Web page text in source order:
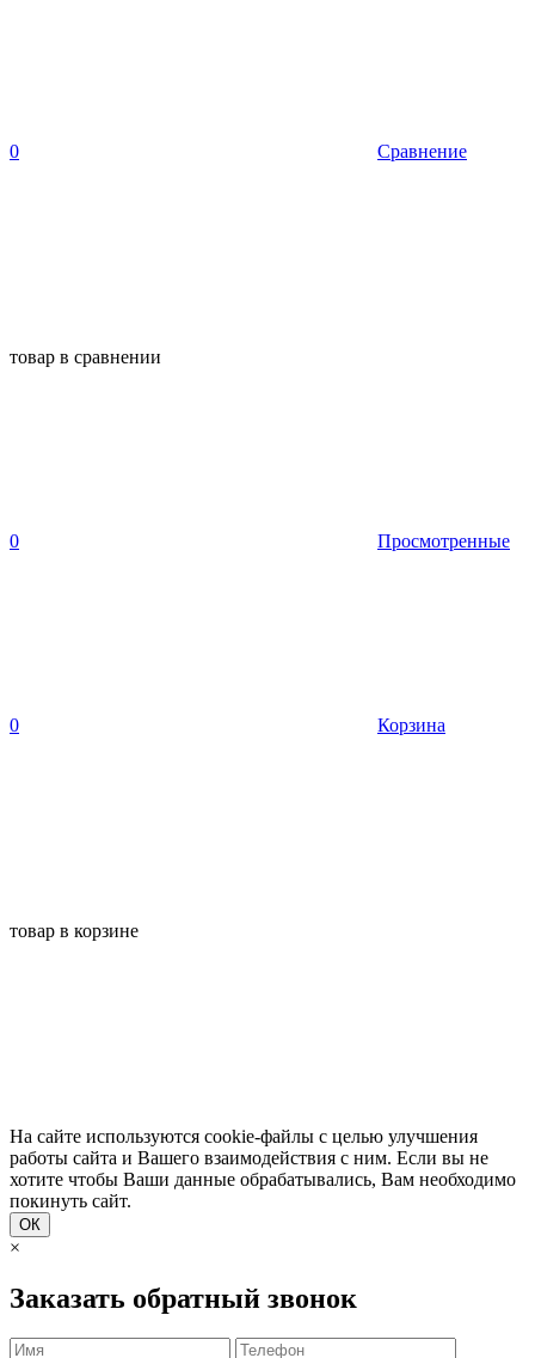
0 Сравнение
товар в сравнении
0 Просмотренные
0 Корзина
товар в корзине
На сайте используются cookie-файлы с целью улучшения
работы сайта и Вашего взаимодействия с ним. Если вы не
хотите чтобы Ваши данные обрабатывались, Вам необходимо
покинуть сайт.
ОК
×
Заказать обратный звонок